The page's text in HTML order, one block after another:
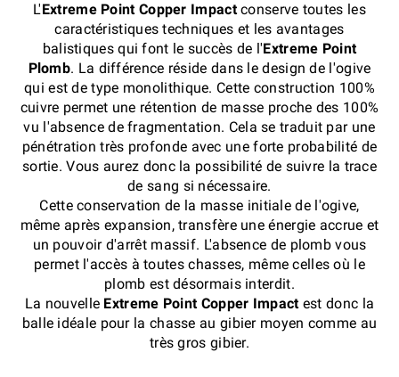
L'Extreme Point Copper Impactconserve toutes les
caractéristiques techniques et les avantages
balistiques qui font le succès de l'Extreme Point
Plomb. La différence réside dans le design de l'ogive
qui est de type monolithique. Cette construction 100%
cuivre permet une rétention de masse proche des 100%
vu l'absence de fragmentation. Cela se traduit par une
pénétration très profonde avec une forte probabilité de
sortie. Vous aurez donc la possibilité de suivre la trace
de sang si nécessaire.
Cette conservation de la masse initiale de l'ogive,
même après expansion, transfère une énergie accrue et
un pouvoir d'arrêt massif. L'absence de plomb vous
permet l'accès à toutes chasses, même celles où le
plomb est désormais interdit.
La nouvelle Extreme Point Copper Impactest donc la
balle idéale pour la chasse au gibier moyen comme au
très gros gibier.